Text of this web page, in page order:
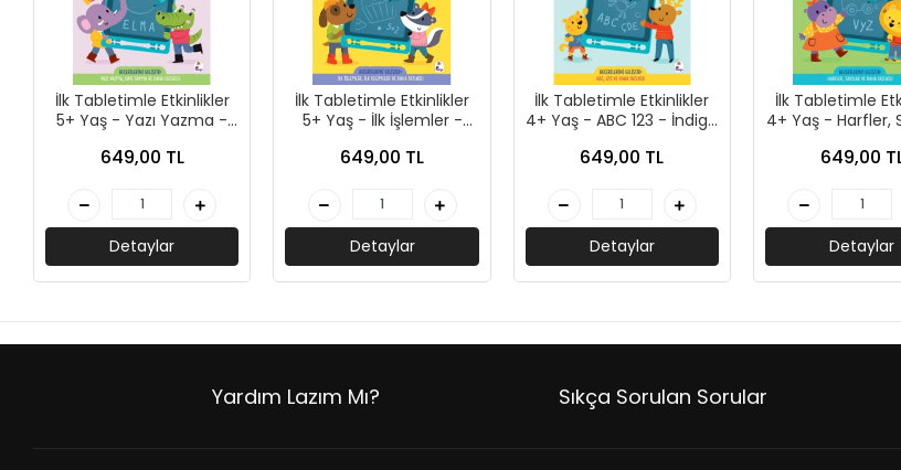
ÜNİVERSİTE DERS KİTAPLARI +
ROMAN - KÜLTÜR KİTAPLARI +
HİKAYE - ÇOCUK KİTAPLARI +
İNGİLİZCE HİKAYE KİTAPLARI
ALMANCA HİKAYE KİTAPLARI
MANGA - ÇİZGİ ROMAN
İlk Tabletimle Etkinlikler
5+ Yaş - Yazı Yazma -
649,00 TL
Detaylar
İlk Tabletimle Etkinlikler
5+ Yaş - İlk İşlemler -
649,00 TL
Detaylar
İlk Tabletimle Etkinlikler
4+ Yaş - ABC 123 - İndigo
649,00 TL
Detaylar
İlk Tabletimle
4+ Yaş - Harfler,
649,00
Detaylar
Yardım Lazım Mı? Sıkça Sorulan Sorular